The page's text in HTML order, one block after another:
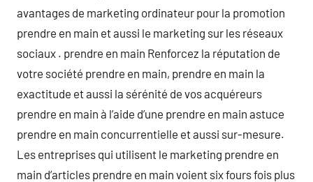
avantages de marketing ordinateur pour la promotion
prendre en main et aussi le marketing sur les réseaux
sociaux . prendre en main Renforcez la réputation de
votre société prendre en main, prendre en main la
exactitude et aussi la sérénité de vos acquéreurs
prendre en main à l’aide d’une prendre en main astuce
prendre en main concurrentielle et aussi sur-mesure.
Les entreprises qui utilisent le marketing prendre en
main d’articles prendre en main voient six fours fois plus